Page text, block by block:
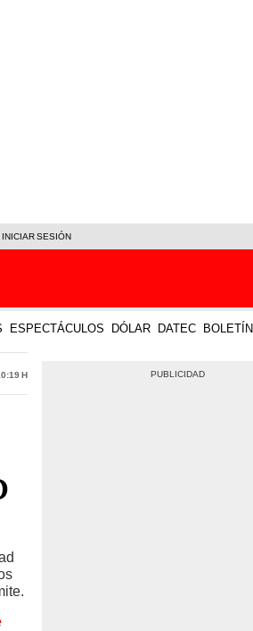
INICIAR SESIÓN
ESPECTÁCULOS DÓLAR DATEC BOLETÍN
h